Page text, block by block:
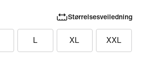
Størrelsesveiledning
L XL XXL